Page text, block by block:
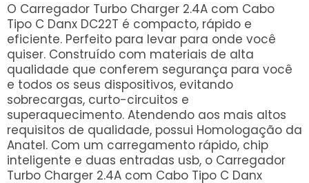
O Carregador Turbo Charger 2.4A com Cabo
Tipo C Danx DC22T é compacto, rápido e
eficiente. Perfeito para levar para onde você
quiser. Construído com materiais de alta
qualidade que conferem segurança para você
e todos os seus dispositivos, evitando
sobrecargas, curto-circuitos e
superaquecimento. Atendendo aos mais altos
requisitos de qualidade, possui Homologação da
Anatel. Com um carregamento rápido, chip
inteligente e duas entradas usb, o Carregador
Turbo Charger 2.4A com Cabo Tipo C Danx